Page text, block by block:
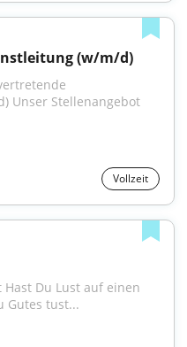
(w/m/d)
Unser Stellenangebot
Vollzeit
Du Lust auf einen
Gutes tust...